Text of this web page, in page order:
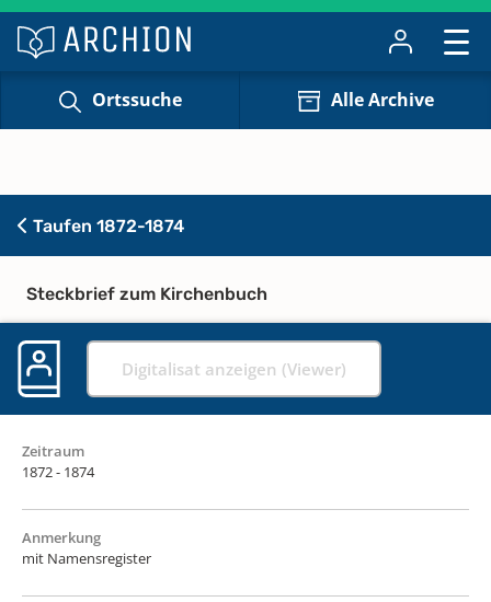
Ortssuche Alle Archive
Taufen 1872-1874
Steckbrief zum Kirchenbuch
Digitalisat anzeigen (Viewer)
Zeitraum
1872 - 1874
Anmerkung
mit Namensregister